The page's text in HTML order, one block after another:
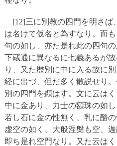
[12]三に別教の四門を明さば
は名けて仮名と為すなり。而
句の如し、亦た是れ此の四句
下蔵通に異なるに七義あるが
り、又た歴別に中に入る故に
経に出づ、但だ多く散説せり
別の四門を顕はす。文に云は
中に金あり、力士の額珠の如
若し石に金の性無く、乳に酪
虚空の如く、大般涅槃も空、
即ち是れ空門なり。又た云は